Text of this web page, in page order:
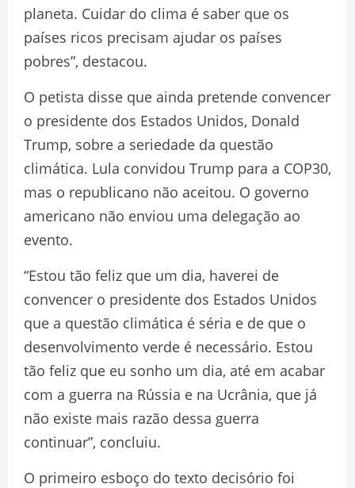
planeta. Cuidar do clima é saber que os
países ricos precisam ajudar os países
pobres”, destacou.
O petista disse que ainda pretende convencer
o presidente dos Estados Unidos, Donald
Trump, sobre a seriedade da questão
climática. Lula convidou Trump para a COP30,
mas o republicano não aceitou. O governo
americano não enviou uma delegação ao
evento.
“Estou tão feliz que um dia, haverei de
convencer o presidente dos Estados Unidos
que a questão climática é séria e de que o
desenvolvimento verde é necessário. Estou
tão feliz que eu sonho um dia, até em acabar
com a guerra na Rússia e na Ucrânia, que já
não existe mais razão dessa guerra
continuar”, concluiu.
O primeiro esboço do texto decisório foi